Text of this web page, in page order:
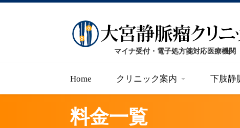
Home クリニック案内 下肢静
料金一覧